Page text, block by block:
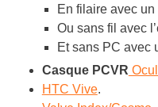
En filaire avec
Ou sans fil avec
Et sans PC avec
Casque PCVR
HTC Vive.